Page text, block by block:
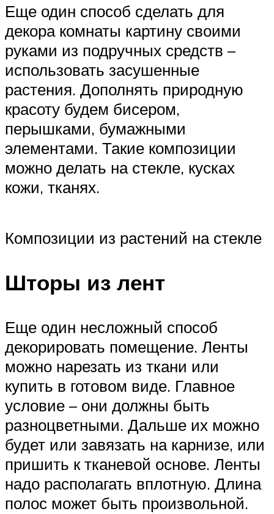
Еще один способ сделать для
декора комнаты картину своими
руками из подручных средств –
использовать засушенные
растения. Дополнять природную
красоту будем бисером,
перышками, бумажными
элементами. Такие композиции
можно делать на стекле, кусках
кожи, тканях.
Композиции из растений на стекле
Шторы из лент
Еще один несложный способ
декорировать помещение. Ленты
можно нарезать из ткани или
купить в готовом виде. Главное
условие – они должны быть
разноцветными. Дальше их можно
будет или завязать на карнизе, или
пришить к тканевой основе. Ленты
надо располагать вплотную. Длина
полос может быть произвольной.